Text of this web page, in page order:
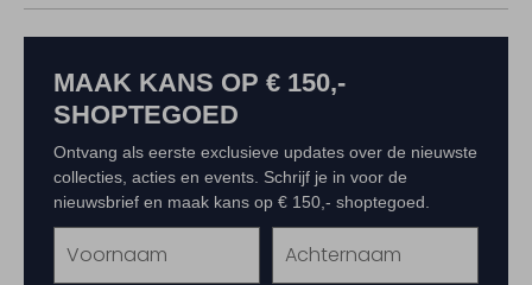
MAAK KANS OP € 150,-
SHOPTEGOED
Ontvang als eerste exclusieve updates over de nieuwste
collecties, acties en events. Schrijf je in voor de
nieuwsbrief en maak kans op € 150,- shoptegoed.